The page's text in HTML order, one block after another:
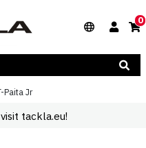
0
Paita Jr
tackla.eu!